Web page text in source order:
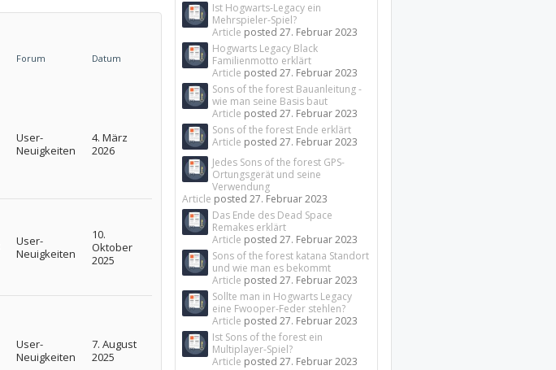
Forum Datum
User-
Neuigkeiten
4. März
2026
User-
Neuigkeiten
10.
Oktober
2025
User-
Neuigkeiten
7. August
2025
Ist Hogwarts-Legacy ein
Mehrspieler-Spiel?
Article posted27. Februar 2023
Hogwarts Legacy Black
Familienmotto erklärt
Article posted27. Februar 2023
Sons of the forest Bauanleitung -
wie man seine Basis baut
Article posted27. Februar 2023
Sons of the forest Ende erklärt
Article posted27. Februar 2023
Jedes Sons of the forest GPS-
Ortungsgerät und seine
Verwendung
Article posted27. Februar 2023
Das Ende des Dead Space
Remakes erklärt
Article posted27. Februar 2023
Sons of the forest katana Standort
und wie man es bekommt
Article posted27. Februar 2023
Sollte man in Hogwarts Legacy
eine Fwooper-Feder stehlen?
Article posted27. Februar 2023
Ist Sons of the forest ein
Multiplayer-Spiel?
Article posted27. Februar 2023